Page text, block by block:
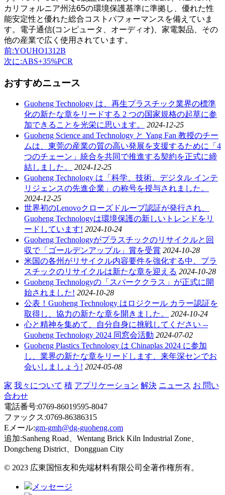
カリフォルニア州法65の環境保護基準に準拠し、優れた性
能安定性と優れた総合コストパフォーマンスを備えていま
す。電子通信(コンピュータ、オーディオ)、家電製品、その
他の産業で広く使用されています。
前:YOUHO1312B
次に:ABS+35%PCR
おすすめニュース
Guoheng Technology は、再生プラスチック業界の標準
化の新たな章をリードする 2 つの国家規格の起草に参
加できることを光栄に思います。
2024-12-25
Guoheng Science and Technology と Yang Fan 教授のチー
ムは、東莞の産業の質の高い発展を支援するために「4
つのチェーン」統合を共同で推進する契約を正式に締
結しました。
2024-12-25
Guoheng Technology は「科学、技術、デジタル インテ
リジェンスの先進企業」の称号を授与されました。
2024-12-25
世界初のLenovoクローズドループ認証が発行され、
Guoheng Technologyは環境保護の新しいトレンドをリ
ードしています! 2024-10-24
Guoheng Technologyがプラスチックのリサイクルと回
収で「ゴールデンアップル」賞を受賞 2024-10-28
米国の各州がリサイクル内容要件を強化する中、プラ
スチックのリサイクルは新たな章を迎える 2024-10-28
Guoheng Technologyの「スパーククラス」が正式に開
始されました! 2024-10-28
公表！Guoheng Technology はロジクール カラー認証を
取得し、協力の新たな章を開きました。
2024-10-24
心と精神を集めて、自分自身に挑戦してください --
Guoheng Technology 2024 同窓会活動 2024-07-02
Guoheng Plastics Technology は Chinaplas 2024 に参加
し、業界の新たな章をリードします、来年深センでお
会いしましょう! 2024-05-08
家 我々について 積 アプリケーション 解決 ニュース お 問い
合わせ
電話番号:0769-86019595-8047
ファックス:0769-86386315
Eメール:gm-gmh@dg-guoheng.com
追加:Sanheng Road、Wentang Brick Kiln Industrial Zone、
Dongcheng District、Dongguan City
© 2023 広東国恒友和先端材料有限公司全著作権所有。
メッセージ